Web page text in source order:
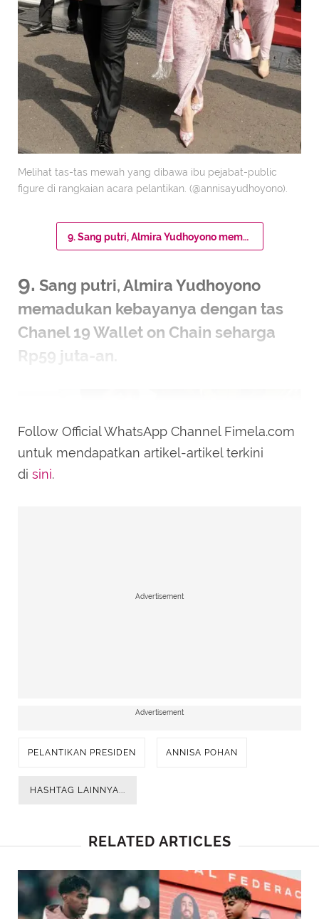
Melihat tas-tas mewah yang dibawa ibu pejabat-public
figure di rangkaian acara pelantikan. (@annisayudhoyono).
9. Sang putri, Almira Yudhoyono memadukan kebayanya dengan tas Chanel 19 Wallet on Chain seharga Rp59 juta-an.
9. Sang putri, Almira Yudhoyono
memadukan kebayanya dengan tas
Chanel 19 Wallet on Chain seharga
Rp59 juta-an.
Melihat tas-tas mewah yang dibawa ibu pejabat-public
Follow Official WhatsApp Channel Fimela.com
untuk mendapatkan artikel-artikel terkini
di sini.
Advertisement
Advertisement
PELANTIKAN PRESIDEN ANNISA POHAN
HASHTAG LAINNYA...
RELATED ARTICLES